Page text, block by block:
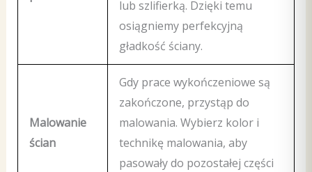
lub szlifierką. Dzięki temu
osiągniemy perfekcyjną
gładkość ściany.
Malowanie
ścian
Gdy prace wykończeniowe są
zakończone, przystąp do
malowania. Wybierz kolor i
technikę malowania, aby
pasowały do pozostałej części